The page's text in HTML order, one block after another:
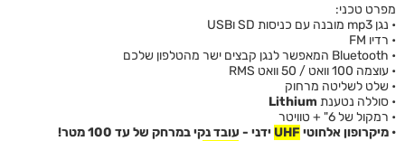
מפרט טכני:
• נגן mp3 מובנה עם כניסות SD וUSB
• רדיו FM
• Bluetooth המאפשר לנגן קבצים ישר מהטלפון שלכם
• עוצמה 100 וואט / 50 וואט RMS
• שלט לשליטה מרחוק
• סוללה נטענת Lithium
• רמקול של 6" + טוויטר
• מיקרופון אלחוטיUHF ידני - עובד נקי במרחק של עד 100 מטר!